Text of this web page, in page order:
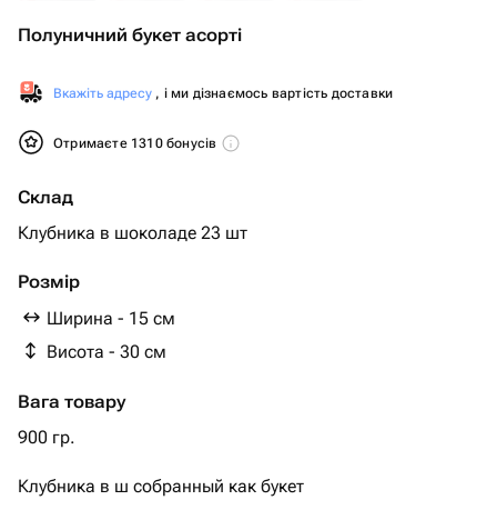
Полуничний букет асорті
Вкажіть адресу , і ми дізнаємось вартість доставки
Отримаєте 1310 бонусів
Склад
Клубника в шоколаде 23 шт
Розмір
Ширина - 15 см
Висота - 30 см
Вага товару
900 гр.
Клубника в ш собранный как букет